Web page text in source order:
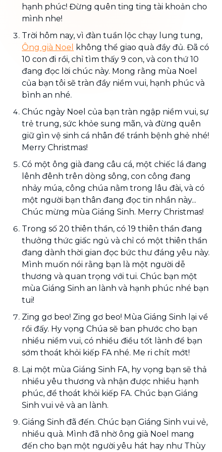
hạnh phúc! Đừng quên ting ting tài khoản cho
mình nhe!
Trời hôm nay, vì đàn tuần lộc chạy lung tung,
Ông già Noel
không thể giao quà đầy đủ. Đã có
10 con đi rồi, chỉ tìm thấy 9 con, và con thứ 10
đang đọc lời chúc này. Mong rằng mùa Noel
của bạn tôi sẽ tràn đầy niềm vui, hạnh phúc và
bình an nhé.
Chúc ngày Noel của bạn tràn ngập niềm vui, sự
trẻ trung, sức khỏe sung mãn, và đừng quên
giữ gìn vệ sinh cá nhân để tránh bệnh ghẻ nhé!
Merry Christmas!
Có một ông già đang câu cá, một chiếc lá đang
lênh đênh trên dòng sông, con công đang
nhảy múa, công chúa nằm trong lâu đài, và có
một người bạn thân đang đọc tin nhắn này...
Chúc mừng mùa Giáng Sinh. Merry Christmas!
Trong số 20 thiên thần, có 19 thiên thần đang
thưởng thức giấc ngủ và chỉ có một thiên thần
đang dành thời gian đọc bức thư đáng yêu này.
Mình muốn nói rằng bạn là một người dễ
thương và quan trọng với tui. Chúc bạn một
mùa Giáng Sinh an lành và hạnh phúc nhé bạn
tui!
Zing gơ beo! Zing gơ beo! Mùa Giáng Sinh lại về
rồi đấy. Hy vọng Chúa sẽ ban phước cho bạn
nhiều niềm vui, có nhiều điều tốt lành để bạn
sớm thoát khỏi kiếp FA nhé. Me ri chít mớt!
Lại một mùa Giáng Sinh FA, hy vọng bạn sẽ thả
nhiều yêu thương và nhận được nhiều hạnh
phúc, để thoát khỏi kiếp FA. Chúc bạn Giáng
Sinh vui vẻ và an lành.
Giáng Sinh đã đến. Chúc bạn Giáng Sinh vui vẻ,
nhiều quà. Mình đã nhờ ông già Noel mang
đến cho bạn một người yêu hát hay như Thùy